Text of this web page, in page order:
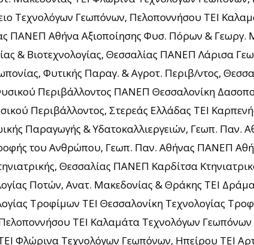
Τεχνολόγων Γεωπόνων, Πελοποννήσου ΤΕΙ
ΠΑΝΕΠ Αθήνα Αξιοποίησης Φυσ. Πόρων &
& Βιοτεχνολογίας, Θεσσαλίας ΠΑΝΕΠ Λάρισα
Φυτικής Παραγ. & Αγροτ. Περιβ/ντος,
Περιβάλλοντος ΠΑΝΕΠ Θεσσαλονίκη
Περιβάλλοντος, Στερεάς Ελλάδας ΤΕΙ
Παραγωγής & Υδατοκαλλιεργειών, Γεωπ.
του Ανθρώπου, Γεωπ. Παν. Αθήνας ΠΑΝΕΠ
Θεσσαλίας ΠΑΝΕΠ Καρδίτσα
Ποτών, Ανατ. Μακεδονίας & Θράκης ΤΕΙ Δράμα
Τροφίμων ΤΕΙ Θεσσαλονίκη Τεχνολογίας
ΤΕΙ Καλαμάτα Τεχνολόγων
Φλώρινα Τεχνολόγων Γεωπόνων, Ηπείρου ΤΕΙ